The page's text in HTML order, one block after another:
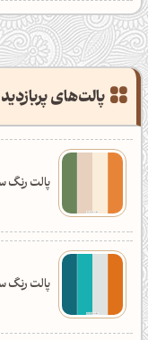
پالت‌های
پالت رنگ
پالت رنگ